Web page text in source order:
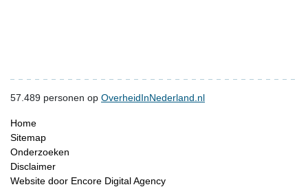
57.489 personen op OverheidInNederland.nl
Home
Sitemap
Onderzoeken
Disclaimer
Website door Encore Digital Agency